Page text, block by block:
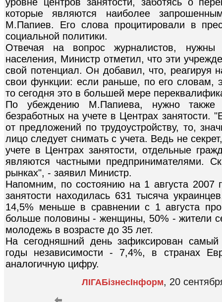
которые являются наиболее
М.Папиев. Его слова процитировали в
социальной политики.
Отвечая на вопрос журналистов, нужны
населения, Министр отметил, что эти
свой потенциал. Он добавил, что, реагируя
свои функции: если раньше, по его словам,
то сегодня это в большей мере
По убеждению М.Папиева, нужно также
безработных на учете в Центрах занятости.
от предложений по трудоустройству, то,
лицо следует снимать с учета. Ведь не
учете в Центрах занятости, отдельные
являются частными предпринимателями.
рынках", - заявил Министр.
Напомним, по состоянию на 1 августа 2007
занятости находилась 631 тысяча
14,5% меньше в сравнении с 1 августа
больше половины - женщины, 50% - жители
молодежь в возрасте до 35 лет.
На сегодняшний день зафиксирован самый
годы независимости - 7,4%, в странах
аналогичную цифру.
ЛIГАБiзнесIнформ, 20